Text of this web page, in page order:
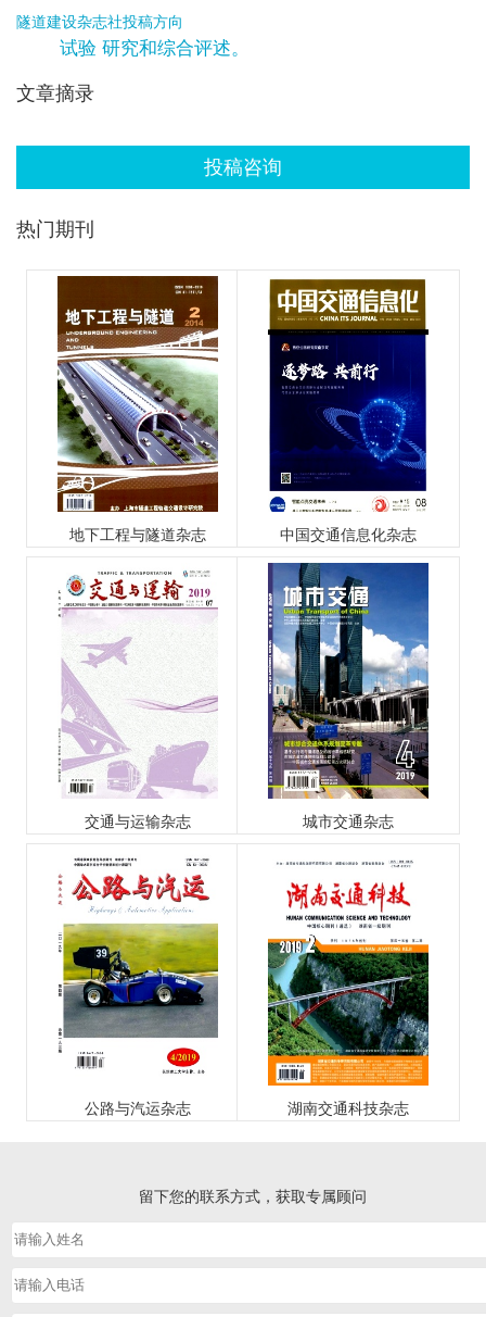
隧道建设杂志社投稿方向
试验 研究和综合评述。
文章摘录
投稿咨询
热门期刊
地下工程与隧道杂志 中国交通信息化杂志
交通与运输杂志 城市交通杂志
公路与汽运杂志 湖南交通科技杂志
留下您的联系方式，获取专属顾问